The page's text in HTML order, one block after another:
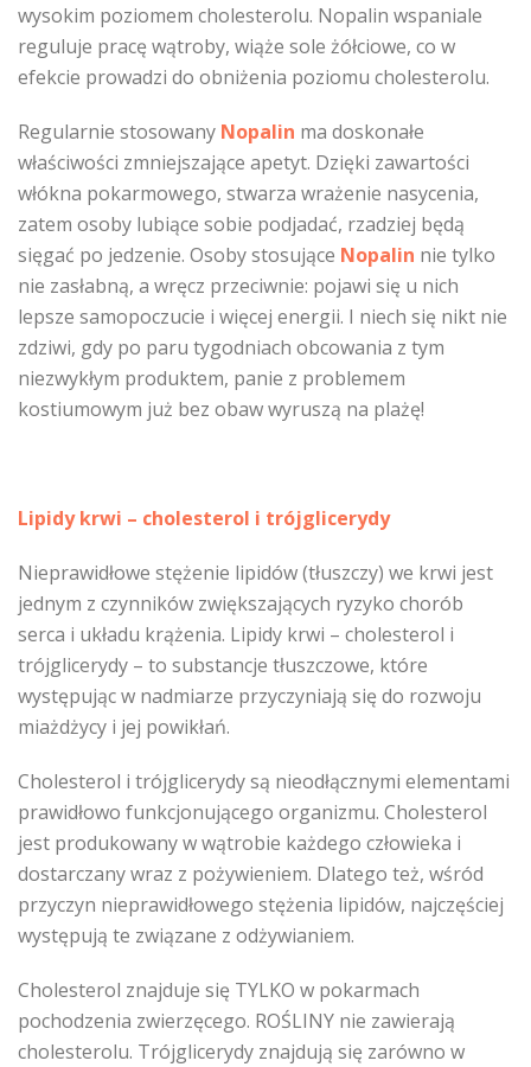
wysokim poziomem cholesterolu. Nopalin wspaniale
reguluje pracę wątroby, wiąże sole żółciowe, co w
efekcie prowadzi do obniżenia poziomu cholesterolu.
Regularnie stosowany Nopalin ma doskonałe
właściwości zmniejszające apetyt. Dzięki zawartości
włókna pokarmowego, stwarza wrażenie nasycenia,
zatem osoby lubiące sobie podjadać, rzadziej będą
sięgać po jedzenie. Osoby stosujące Nopalin nie tylko
nie zasłabną, a wręcz przeciwnie: pojawi się u nich
lepsze samopoczucie i więcej energii. I niech się nikt nie
zdziwi, gdy po paru tygodniach obcowania z tym
niezwykłym produktem, panie z problemem
kostiumowym już bez obaw wyruszą na plażę!
Lipidy krwi – cholesterol i trójglicerydy
Nieprawidłowe stężenie lipidów (tłuszczy) we krwi jest
jednym z czynników zwiększających ryzyko chorób
serca i układu krążenia. Lipidy krwi – cholesterol i
trójglicerydy – to substancje tłuszczowe, które
występując w nadmiarze przyczyniają się do rozwoju
miażdżycy i jej powikłań.
Cholesterol i trójglicerydy są nieodłącznymi elementami
prawidłowo funkcjonującego organizmu. Cholesterol
jest produkowany w wątrobie każdego człowieka i
dostarczany wraz z pożywieniem. Dlatego też, wśród
przyczyn nieprawidłowego stężenia lipidów, najczęściej
występują te związane z odżywianiem.
Cholesterol znajduje się TYLKO w pokarmach
pochodzenia zwierzęcego. ROŚLINY nie zawierają
cholesterolu. Trójglicerydy znajdują się zarówno w